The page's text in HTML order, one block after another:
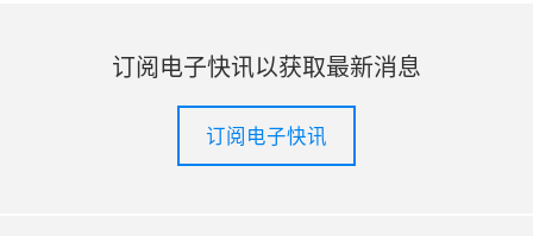
订阅电子快讯以获取最新消息
订阅电子快讯